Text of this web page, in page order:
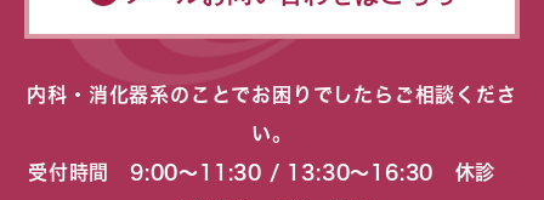
内科・消化器系のことでお困りでしたらご相談くださ
い。
受付時間 9:00〜11:30 / 13:30〜16:30 休診